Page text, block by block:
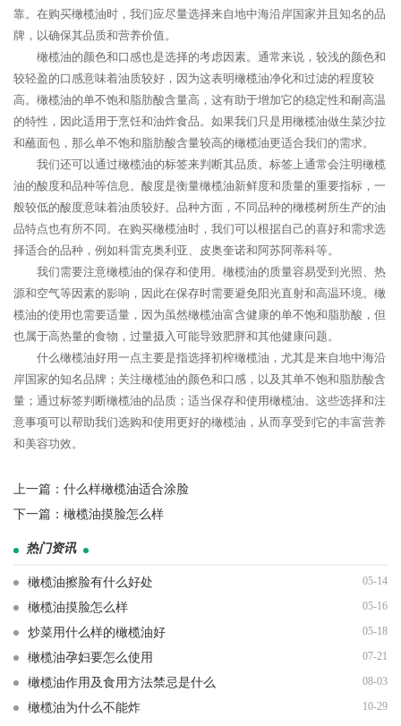
靠。在购买橄榄油时，我们应尽量选择来自地中海沿岸国家并且知名的品
牌，以确保其品质和营养价值。
橄榄油的颜色和口感也是选择的考虑因素。通常来说，较浅的颜色和
较轻盈的口感意味着油质较好，因为这表明橄榄油净化和过滤的程度较
高。橄榄油的单不饱和脂肪酸含量高，这有助于增加它的稳定性和耐高温
的特性，因此适用于烹饪和油炸食品。如果我们只是用橄榄油做生菜沙拉
和蘸面包，那么单不饱和脂肪酸含量较高的橄榄油更适合我们的需求。
我们还可以通过橄榄油的标签来判断其品质。标签上通常会注明橄榄
油的酸度和品种等信息。酸度是衡量橄榄油新鲜度和质量的重要指标，一
般较低的酸度意味着油质较好。品种方面，不同品种的橄榄树所生产的油
品特点也有所不同。在购买橄榄油时，我们可以根据自己的喜好和需求选
择适合的品种，例如科雷克奥利亚、皮奥奎诺和阿苏阿蒂科等。
我们需要注意橄榄油的保存和使用。橄榄油的质量容易受到光照、热
源和空气等因素的影响，因此在保存时需要避免阳光直射和高温环境。橄
榄油的使用也需要适量，因为虽然橄榄油富含健康的单不饱和脂肪酸，但
也属于高热量的食物，过量摄入可能导致肥胖和其他健康问题。
什么橄榄油好用一点主要是指选择初榨橄榄油，尤其是来自地中海沿
岸国家的知名品牌；关注橄榄油的颜色和口感，以及其单不饱和脂肪酸含
量；通过标签判断橄榄油的品质；适当保存和使用橄榄油。这些选择和注
意事项可以帮助我们选购和使用更好的橄榄油，从而享受到它的丰富营养
和美容功效。
上一篇： 什么样橄榄油适合涂脸
下一篇： 橄榄油摸脸怎么样
热门资讯
橄榄油擦脸有什么好处 05-14
橄榄油摸脸怎么样 05-16
炒菜用什么样的橄榄油好 05-18
橄榄油孕妇要怎么使用 07-21
橄榄油作用及食用方法禁忌是什么 08-03
橄榄油为什么不能炸 10-29